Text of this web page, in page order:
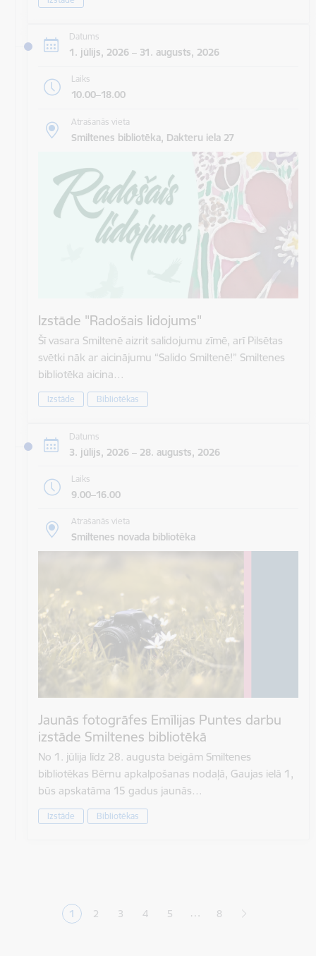
Datums
1. jūlijs, 2026 – 31. augusts, 2026
Laiks
10.00–18.00
Atrašanās vieta
Smiltenes bibliotēka, Dakteru iela 27
Izstāde "Radošais lidojums"
Šī vasara Smiltenē aizrit salidojumu zīmē, arī Pilsētas
svētki nāk ar aicinājumu “Salido Smiltenē!” Smiltenes
bibliotēka aicina…
Izstāde Bibliotēkas
Datums
3. jūlijs, 2026 – 28. augusts, 2026
Laiks
9.00–16.00
Atrašanās vieta
Smiltenes novada bibliotēka
Jaunās fotogrāfes Emīlijas Puntes darbu
izstāde Smiltenes bibliotēkā
No 1. jūlija līdz 28. augusta beigām Smiltenes
bibliotēkas Bērnu apkalpošanas nodaļā, Gaujas ielā 1,
būs apskatāma 15 gadus jaunās…
Izstāde Bibliotēkas
Pašreizējā lapa
1 Lapa
2 Lapa
3 Lapa
4 Lapa
5 … 8